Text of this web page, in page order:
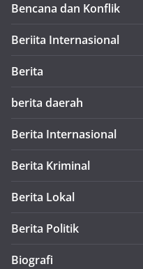
Bencana dan Konflik
Beriita Internasional
Berita
berita daerah
Berita Internasional
Berita Kriminal
Berita Lokal
Berita Politik
Biografi